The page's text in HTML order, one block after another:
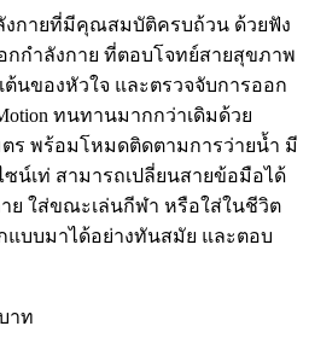
กายที่มีคุณสมบัติครบถ้วน ด้วยฟัง
กำลังกาย ที่ตอบโจทย์สายสุขภาพ
ต้นของหัวใจ และตรวจจับการออก
ทนทานมากกว่าเดิมด้วย
ร พร้อมโหมดติดตามการว่ายน้ำ มี
น์เท่ สามารถเปลี่ยนสายข้อมือได้
ย ใส่ขณะเล่นกีฬา หรือใส่ในชีวิต
แบบมาได้อย่างทันสมัย และตอบ
าท